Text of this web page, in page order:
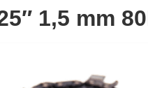
1,5 mm